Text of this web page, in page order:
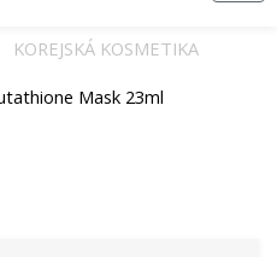
KOREJSKÁ KOSMETIKA
Mask 23ml